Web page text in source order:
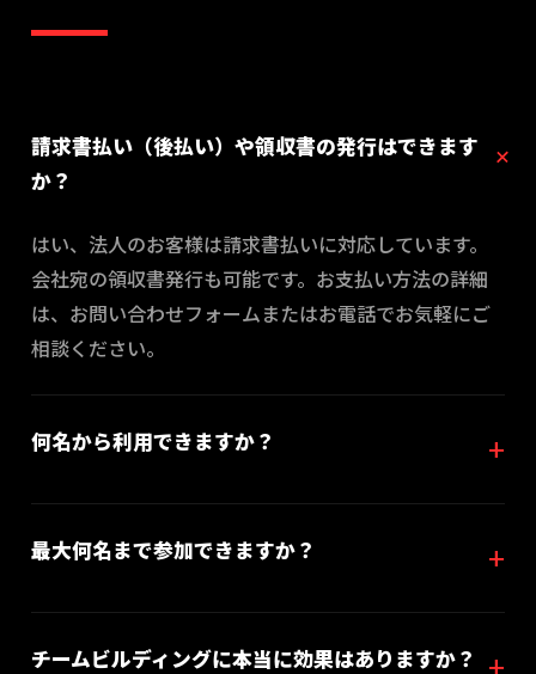
請求書払い（後払い）や領収書の発行はできます
か？
はい、法人のお客様は請求書払いに対応しています。
会社宛の領収書発行も可能です。お支払い方法の詳細
は、お問い合わせフォームまたはお電話でお気軽にご
相談ください。
何名から利用できますか？
最大何名まで参加できますか？
チームビルディングに本当に効果はありますか？